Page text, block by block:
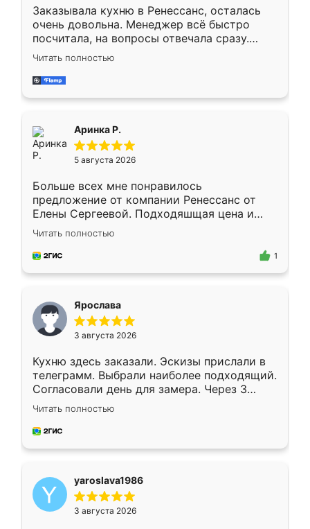
Заказывала кухню в Ренессанс, осталась
очень довольна. Менеджер всё быстро
посчитала, на вопросы отвечала сразу.
Замерщик приехал в субботу, подошёл к
делу со всей ответственностью. Собрали
за день, ребята работали аккуратно, даже
Читать полностью
Аринка Р.
5 августа 2026
Больше всех мне понравилось
предложение от компании Ренессанс от
Елены Сергеевой. Подходяшщая цена и
короткие сроки изготовления. Приехавший
для замера сотрудник Владислав
предложил по моему эскизу самый
Читать полностью
1
Ярослава
3 августа 2026
Кухню здесь заказали. Эскизы прислали в
телеграмм. Выбрали наиболее подходящий.
Согласовали день для замера. Через 3
недели кухня была уже готова. Остались
довольны работой. Спасибо Ренессанс
мебель за качественную работу!
Читать полностью
yaroslava1986
3 августа 2026